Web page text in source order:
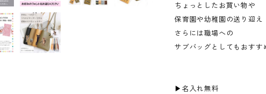
ちょっとしたお買い物や
保育園や幼稚園の送り迎え
さらには職場への
サブバッグとしてもおすす
▶︎名入れ無料